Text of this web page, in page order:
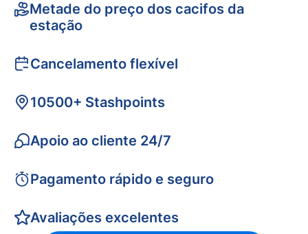
Metade do preço dos cacifos da
estação
Cancelamento flexível
10500+ Stashpoints
Apoio ao cliente 24/7
Pagamento rápido e seguro
Avaliações excelentes